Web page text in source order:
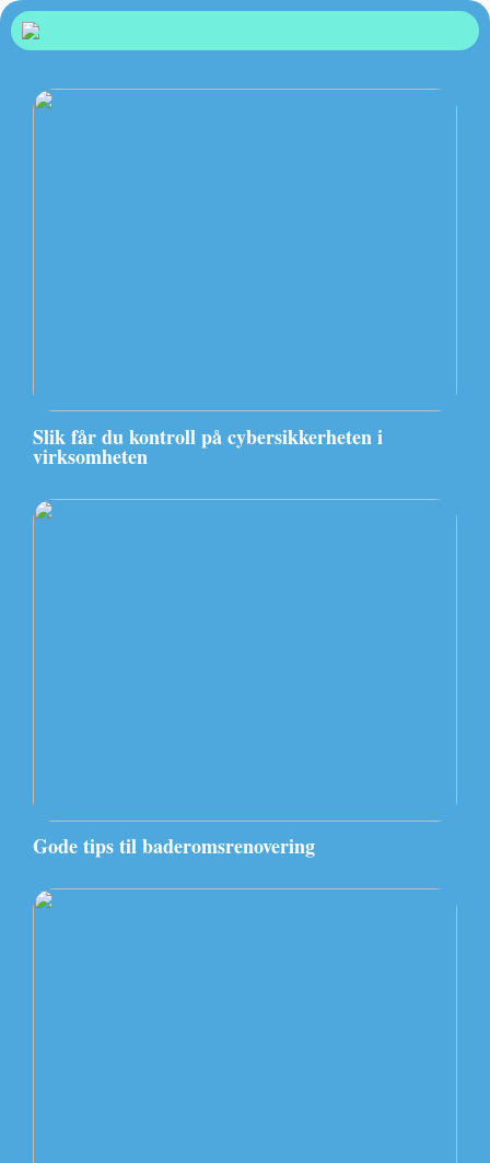
Slik får du kontroll på cybersikkerheten i
virksomheten
Gode tips til baderomsrenovering